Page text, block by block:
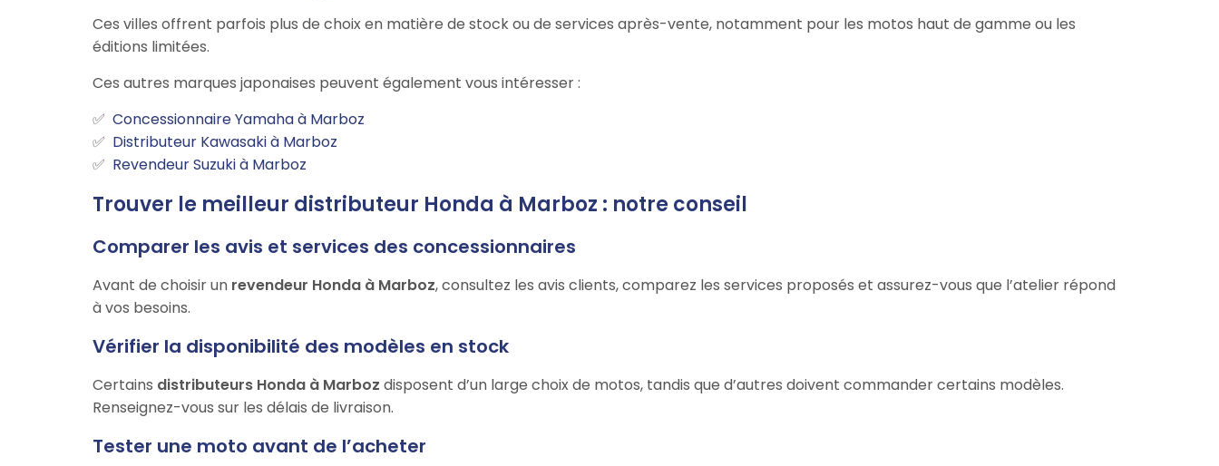
Ces villes offrent parfois plus de choix en matière de stock ou de services après-vente, notamment pour les motos haut de gamme ou les
éditions limitées.
Ces autres marques japonaises peuvent également vous intéresser :
Concessionnaire Yamaha à Marboz
Distributeur Kawasaki à Marboz
Revendeur Suzuki à Marboz
Trouver le meilleur distributeur Honda à Marboz : notre conseil
Comparer les avis et services des concessionnaires
Avant de choisir un revendeur Honda à Marboz, consultez les avis clients, comparez les services proposés et assurez-vous que l’atelier répond
à vos besoins.
Vérifier la disponibilité des modèles en stock
Certains distributeurs Honda à Marboz disposent d’un large choix de motos, tandis que d’autres doivent commander certains modèles.
Renseignez-vous sur les délais de livraison.
Tester une moto avant de l’acheter